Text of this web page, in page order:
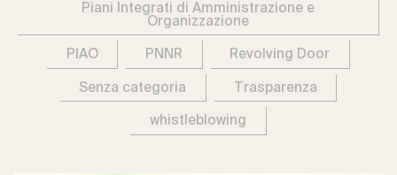
Piani Integrati di Amministrazione e
Organizzazione
PIAO PNNR Revolving Door
Senza categoria Trasparenza
whistleblowing